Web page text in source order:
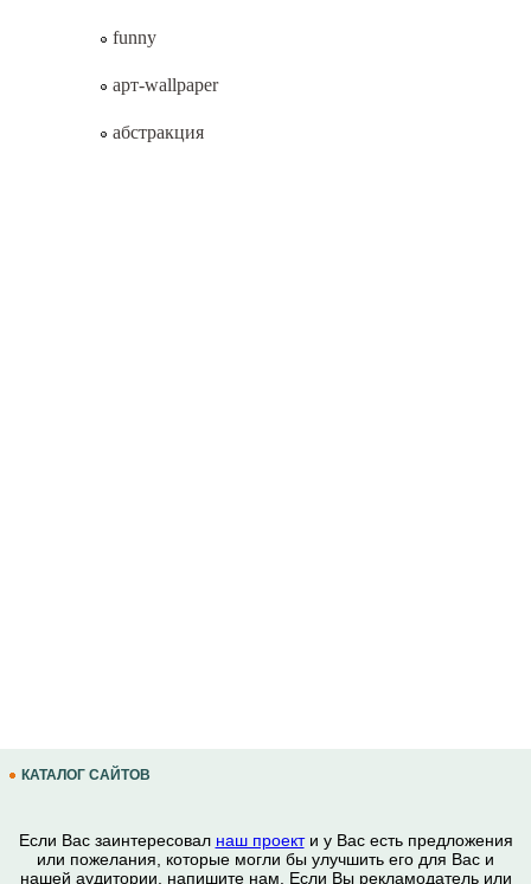
funny
арт-wallpaper
абстракция
КАТАЛОГ САЙТОВ
Если Вас заинтересовал наш проекти у Вас есть предложения
или пожелания, которые могли бы улучшить его для Вас и
нашей аудитории, напишите нам. Если Вы рекламодатель или